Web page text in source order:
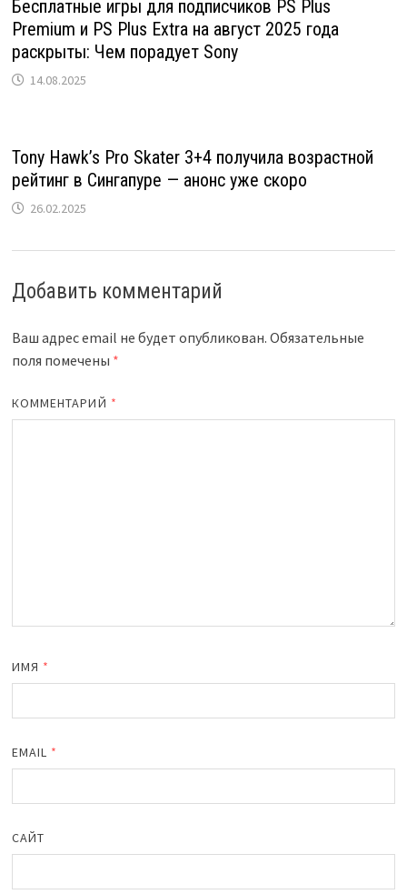
Бесплатные игры для подписчиков PS Plus
Premium и PS Plus Extra на август 2025 года
раскрыты: Чем порадует Sony
14.08.2025
Tony Hawkʼs Pro Skater 3+4 получила возрастной
рейтинг в Сингапуре — анонс уже скоро
26.02.2025
Добавить комментарий
Ваш адрес email не будет опубликован. Обязательные
поля помечены *
КОММЕНТАРИЙ *
ИМЯ *
EMAIL *
САЙТ